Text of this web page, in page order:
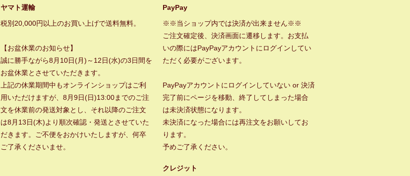
ヤマト運輸
税別20,000円以上のお買い上げで送料無料。
【お盆休業のお知らせ】
誠に勝手ながら8月10日(月)～12日(水)の3日間を
お盆休業とさせていただきます。
上記の休業期間中もオンラインショップはご利
用いただけますが、8月9日(日)13:00までのご注
文を休業前の発送対象とし、それ以降のご注文
は8月13日(木)より順次確認・発送とさせていた
だきます。ご不便をおかけいたしますが、何卒
ご了承くださいませ。
PayPay
※※当ショップ内では決済が出来ません※※
ご注文確定後、決済画面に遷移します。お支払
いの際にはPayPayアカウントにログインしてい
ただく必要がございます。
PayPayアカウントにログインしていない or 決済
完了前にページを移動、終了してしまった場合
は未決済状態になります。
未決済になった場合には再注文をお願いしてお
ります。
予めご了承ください。
クレジット